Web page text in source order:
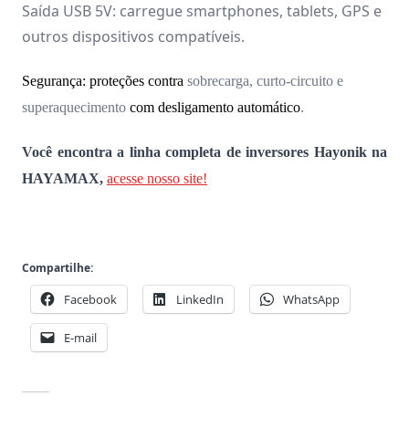
Saída USB 5V: carregue smartphones, tablets, GPS e
outros dispositivos compatíveis.
Segurança: proteções contra sobrecarga, curto-circuito e
superaquecimento com desligamento automático.
Você encontra a linha completa de inversores Hayonik na
HAYAMAX, acesse nosso site!
Compartilhe:
Facebook LinkedIn WhatsApp
E-mail